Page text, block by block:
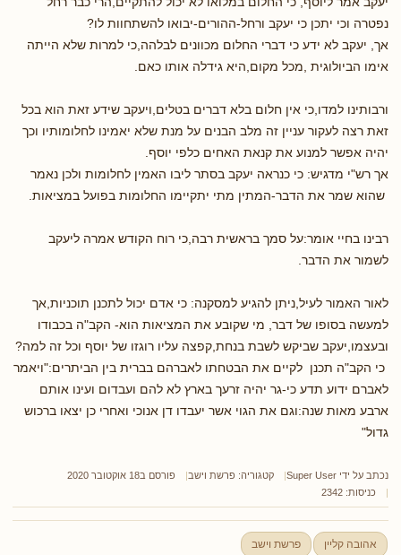
נפטרה וכי יתכן כי יעקב ורחל-ההורים-יבואו להשתחוות לו?
אך, יעקב לא ידע כי דברי החלום מכוונים לבלהה,כי למרות שלא הייתה
אימו הביולוגית ,מכל מקום,היא גידלה אותו כאם.
ורבותינו למדו,כי אין חלום בלא דברים בטלים,ויעקב שידע זאת הוא בכל
זאת רצה לעקור עניין זה מלב הבנים על מנת שלא יאמינו לחלומותיו וכך
יהיה אפשר למנוע את קנאת האחים כלפי יוסף.
אך רש"י מדגיש: כי כנראה יעקב בסתר ליבו האמין לחלומות ולכן נאמר
שהוא שמר את הדבר-המתין מתי יתקיימו החלומות בפועל במציאות.
רבינו בחיי אומר:על סמך בראשית רבה,כי רוח הקודש אמרה ליעקב
לשמור את הדבר.
לאור האמור לעיל,ניתן להגיע למסקנה: כי אדם יכול לתכנן תוכניות,אך
למעשה בסופו של דבר, מי שקובע את המציאות הוא- הקב"ה בכבודו
ובעצמו,יעקב שביקש לשבת בנחת,קפצה עליו רוגזו של יוסף וכל זה למה?
כי הקב"ה תכנן לקיים את הבטחתו לאברהם בברית בין הביתרים:"ויאמר
לאברם ידוע תדע כי-גר יהיה זרעך בארץ לא להם ועבדום ועינו אותם
ארבע מאות שנה:וגם את הגוי אשר יעבדו דן אנוכי ואחרי כן יצאו ברכוש
גדול"
נכתב על ידי Super User קטגוריה: פרשת וישב
פורסם ב18 אוקטובר 2020
כניסות: 2342
אהובה קליין פרשת וישב